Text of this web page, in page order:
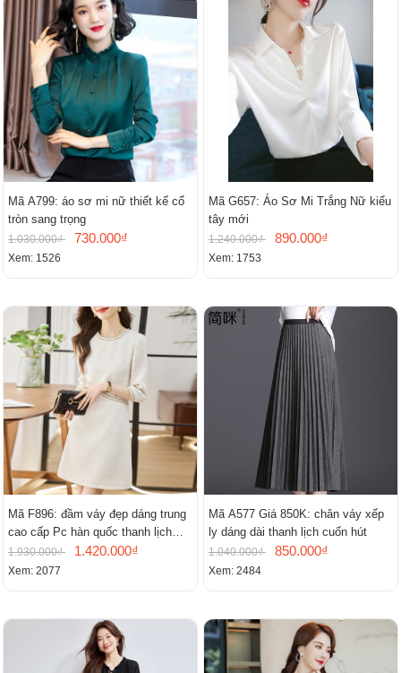
Mã A799: áo sơ mi nữ thiết kế cổ
tròn sang trọng
1.030.000₫ 730.000₫
Xem: 1526
Mã G657: Áo Sơ Mi Trắng Nữ kiểu
tây mới
1.240.000₫ 890.000₫
Xem: 1753
Mã F896: đầm váy đẹp dáng trung
cao cấp Pc hàn quốc thanh lịch
mới
1.930.000₫ 1.420.000₫
Xem: 2077
Mã A577 Giá 850K: chân váy xếp
ly dáng dài thanh lịch cuốn hút
1.040.000₫ 850.000₫
Xem: 2484